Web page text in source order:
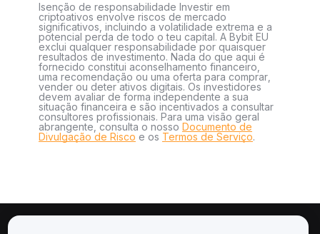
Isenção de responsabilidade Investir em
criptoativos envolve riscos de mercado
significativos, incluindo a volatilidade extrema e a
potencial perda de todo o teu capital. A Bybit EU
exclui qualquer responsabilidade por quaisquer
resultados de investimento. Nada do que aqui é
fornecido constitui aconselhamento financeiro,
uma recomendação ou uma oferta para comprar,
vender ou deter ativos digitais. Os investidores
devem avaliar de forma independente a sua
situação financeira e são incentivados a consultar
consultores profissionais. Para uma visão geral
abrangente, consulta o nosso Documento de
Divulgação de Risco e os Termos de Serviço.